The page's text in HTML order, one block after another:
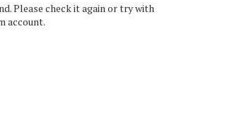
Please check it again or try with
account.